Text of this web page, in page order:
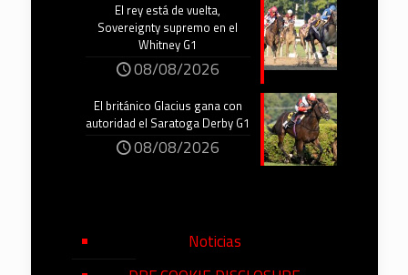
El rey está de vuelta,
Sovereignty supremo en el
Whitney G1
08/08/2026
El británico Glacius gana con
autoridad el Saratoga Derby G1
08/08/2026
Noticias